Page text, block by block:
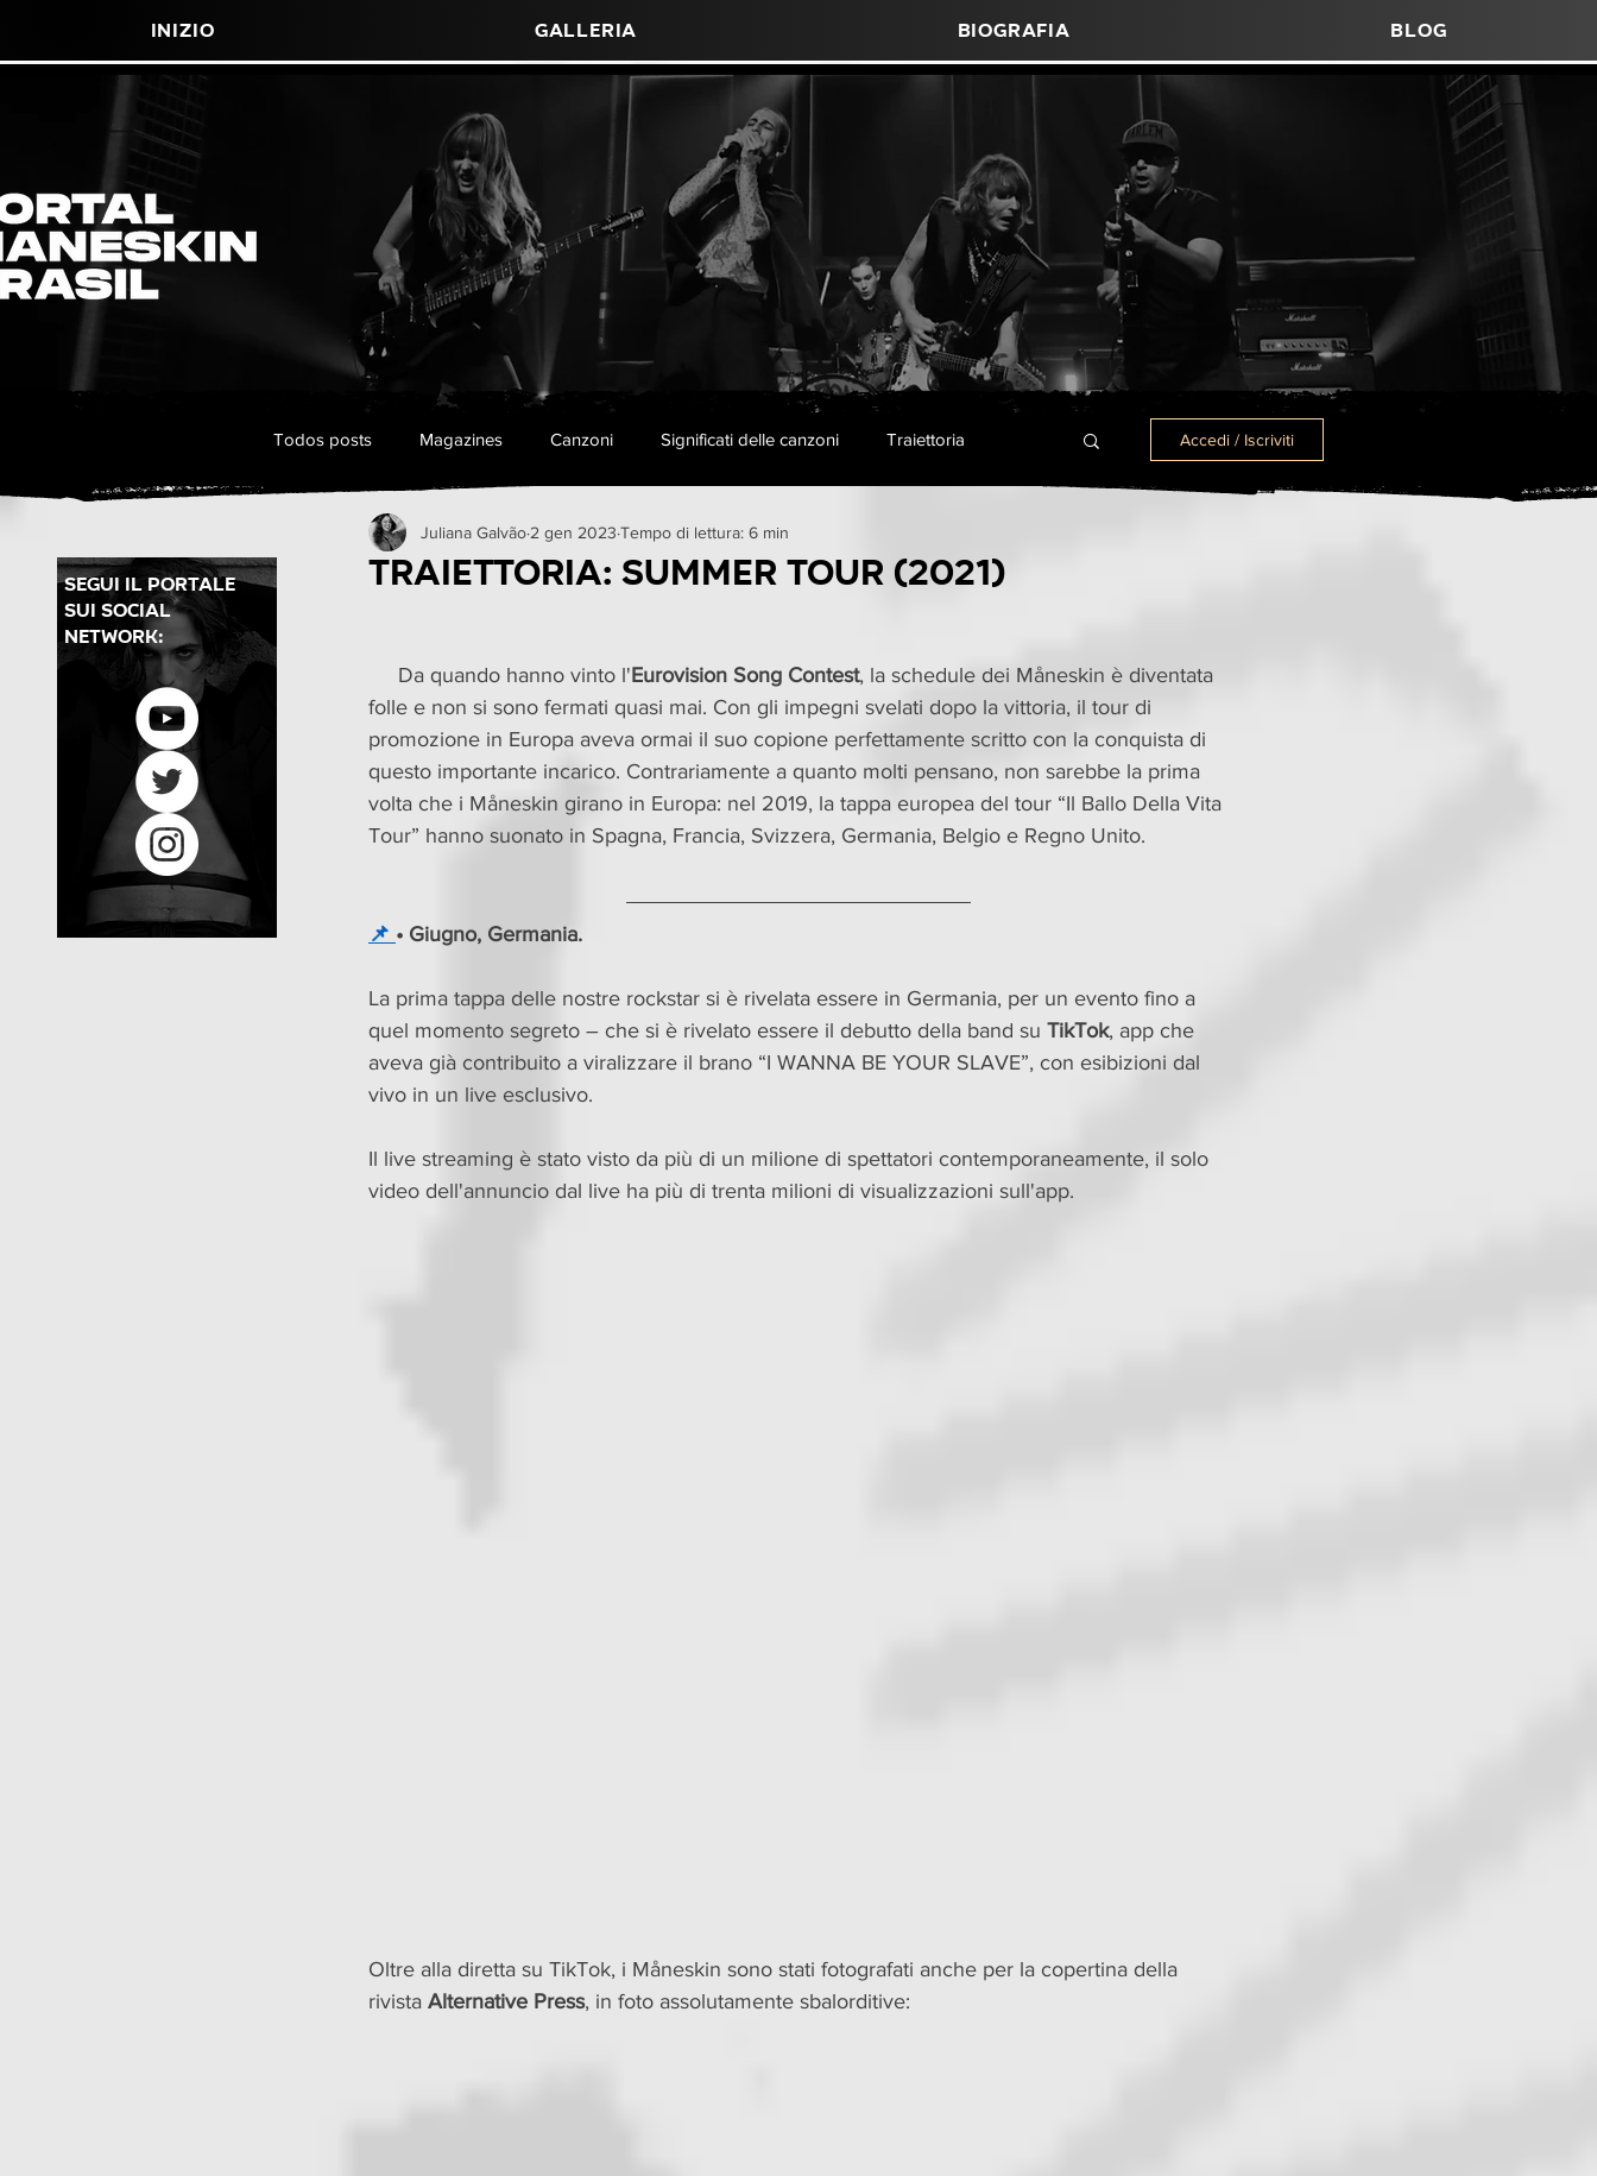
Inizio Galleria Biografia Blog
segui il portale
sui social
network:
Todos posts Magazines Canzoni Significati delle canzoni Traiettoria
Concerti in Brasile Promozioni Curiosita Eventi
Accedi / Iscriviti
Traiettoria: Summer Tour (2021)
Juliana Galvão 2 gen 2023 Tempo di lettura: 6 min
     Da quando hanno vinto l'
Eurovision Song Contest, la schedule dei Måneskin è diventata
folle e non si sono fermati quasi mai. Con gli impegni svelati dopo la vittoria, il tour di
promozione in Europa aveva ormai il suo copione perfettamente scritto con la conquista di
questo importante incarico. Contrariamente a quanto molti pensano, non sarebbe la prima
volta che i Måneskin girano in Europa: nel 2019, la tappa europea del tour “Il Ballo Della Vita
Tour” hanno suonato in Spagna, Francia, Svizzera, Germania, Belgio e Regno Unito.
📌 • Giugno, Germania.
La prima tappa delle nostre rockstar si è rivelata essere in Germania, per un evento fino a
quel momento segreto – che si è rivelato essere il debutto della band su TikTok, app che
aveva già contribuito a viralizzare il brano “I WANNA BE YOUR SLAVE”, con esibizioni dal
vivo in un live esclusivo.
Il live streaming è stato visto da più di un milione di spettatori contemporaneamente, il solo
video dell'annuncio dal live ha più di trenta milioni di visualizzazioni sull'app.
Oltre alla diretta su TikTok, i Måneskin sono stati fotografati anche per la copertina della
rivista Alternative Press, in foto assolutamente sbalorditive: